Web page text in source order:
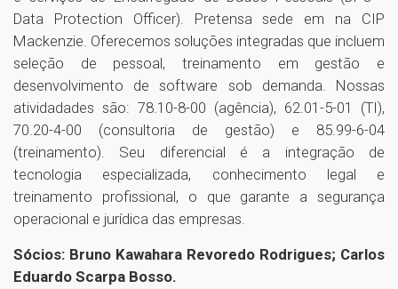
Data Protection Officer). Pretensa sede em na CIP
Mackenzie. Oferecemos soluções integradas que incluem
seleção de pessoal, treinamento em gestão e
desenvolvimento de software sob demanda. Nossas
atividadades são: 78.10-8-00 (agência), 62.01-5-01 (TI),
70.20-4-00 (consultoria de gestão) e 85.99-6-04
(treinamento). Seu diferencial é a integração de
tecnologia especializada, conhecimento legal e
treinamento profissional, o que garante a segurança
operacional e jurídica das empresas.
Sócios: Bruno Kawahara Revoredo Rodrigues; Carlos
Eduardo Scarpa Bosso.